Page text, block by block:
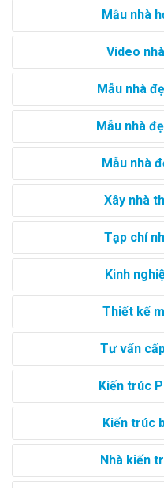
Mẫu nhà
Video
Mẫu nhà
Mẫu nhà
Mẫu nhà
Xây nhà
Tạp chí
Kinh
Thiết kế
Tư vấn
Kiến trúc
Kiến trúc
Nhà kiến